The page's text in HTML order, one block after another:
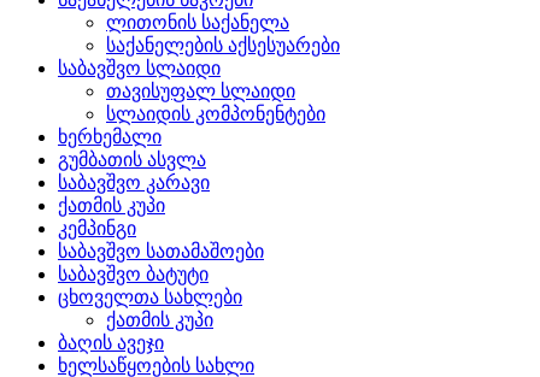
ლითონის საქანელა
საქანელების აქსესუარები
საბავშვო სლაიდი
თავისუფალ სლაიდი
სლაიდის კომპონენტები
ხერხემალი
გუმბათის ასვლა
საბავშვო კარავი
ქათმის კუპი
კემპინგი
საბავშვო სათამაშოები
საბავშვო ბატუტი
ცხოველთა სახლები
ქათმის კუპი
ბაღის ავეჯი
ხელსაწყოების სახლი